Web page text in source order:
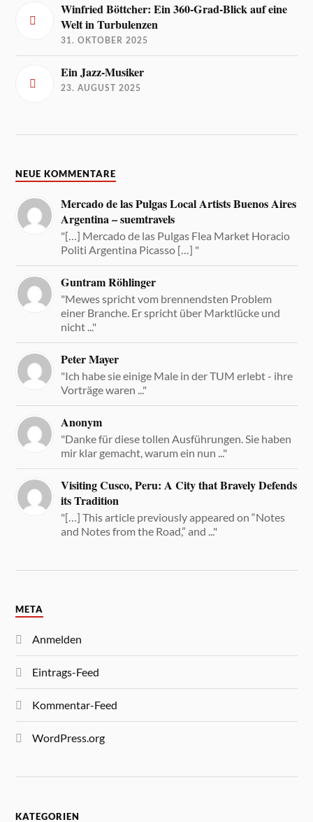
Winfried Böttcher: Ein 360-Grad-Blick auf eine
Welt in Turbulenzen
31. OKTOBER 2025
Ein Jazz-Musiker
23. AUGUST 2025
NEUE KOMMENTARE
Mercado de las Pulgas Local Artists Buenos Aires
Argentina – suemtravels
"[…] Mercado de las Pulgas Flea Market Horacio
Politi Argentina Picasso […] "
Guntram Röhlinger
"Mewes spricht vom brennendsten Problem
einer Branche. Er spricht über Marktlücke und
nicht ..."
Peter Mayer
"Ich habe sie einige Male in der TUM erlebt - ihre
Vorträge waren ..."
Anonym
"Danke für diese tollen Ausführungen. Sie haben
mir klar gemacht, warum ein nun ..."
Visiting Cusco, Peru: A City that Bravely Defends
its Tradition
"[…] This article previously appeared on “Notes
and Notes from the Road,” and ..."
META
Anmelden
Eintrags-Feed
Kommentar-Feed
WordPress.org
KATEGORIEN